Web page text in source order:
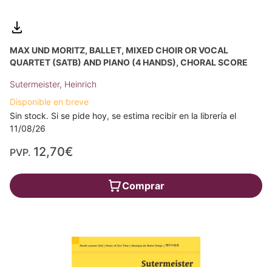
MAX UND MORITZ, BALLET, MIXED CHOIR OR VOCAL
QUARTET (SATB) AND PIANO (4 HANDS), CHORAL SCORE
Sutermeister, Heinrich
Disponible en breve
Sin stock. Si se pide hoy, se estima recibir en la librería el
11/08/26
PVP. 12,70€
Comprar